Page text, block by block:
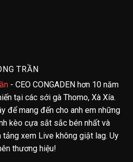
TRẦN
- CEO CONGADEN hơn 10 năm
tại các sới gà Thomo, Xà Xía.
để mang đến cho anh em những
kèo cựa sắt sắc bén nhất và
tảng xem Live không giật lag. Uy
thương hiệu!